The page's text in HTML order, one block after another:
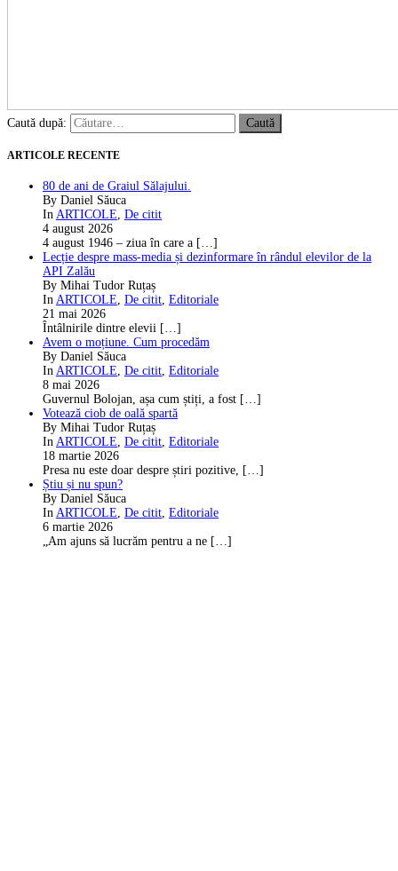
Caută după:
ARTICOLE RECENTE
80 de ani de Graiul Sălajului.
By Daniel Săuca
In ARTICOLE De citit
4 august 2026
4 august 1946 – ziua în care a […]
Lecție despre mass-media și dezinformare în rândul elevilor de la
API Zalău
By Mihai Tudor Ruțaș
In ARTICOLE De citit Editoriale
21 mai 2026
Întâlnirile dintre elevii […]
Avem o moțiune. Cum procedăm
By Daniel Săuca
In ARTICOLE De citit Editoriale
8 mai 2026
Guvernul Bolojan, așa cum știți, a fost […]
Votează ciob de oală spartă
By Mihai Tudor Ruțaș
In ARTICOLE De citit Editoriale
18 martie 2026
Presa nu este doar despre știri pozitive, […]
Știu și nu spun?
By Daniel Săuca
In ARTICOLE De citit Editoriale
6 martie 2026
„Am ajuns să lucrăm pentru a ne […]